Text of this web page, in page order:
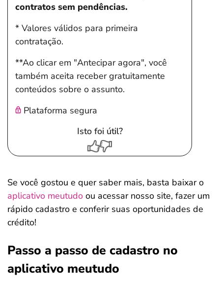
contratos sem pendências.
* Valores válidos para primeira
contratação.
**Ao clicar em "Antecipar agora", você
também aceita receber gratuitamente
conteúdos sobre o assunto.
Plataforma segura
Isto foi útil?
Se você gostou e quer saber mais, basta baixar o
aplicativo meutudo ou acessar nosso site, fazer um
rápido cadastro e conferir suas oportunidades de
crédito!
Passo a passo de cadastro no
aplicativo meutudo